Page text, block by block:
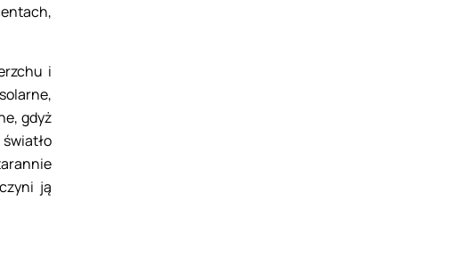
i
gdyż
ją